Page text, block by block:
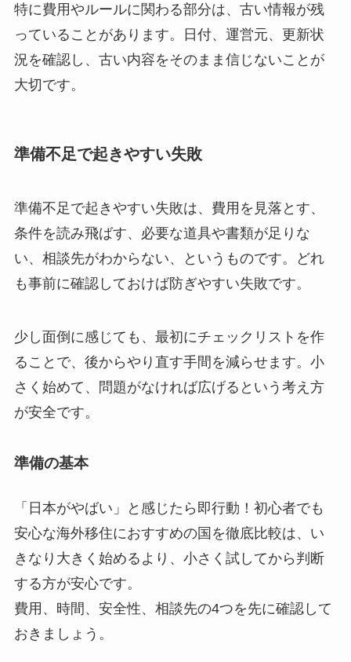
特に費用やルールに関わる部分は、古い情報が残
っていることがあります。日付、運営元、更新状
況を確認し、古い内容をそのまま信じないことが
大切です。
準備不足で起きやすい失敗
準備不足で起きやすい失敗は、費用を見落とす、
条件を読み飛ばす、必要な道具や書類が足りな
い、相談先がわからない、というものです。どれ
も事前に確認しておけば防ぎやすい失敗です。
少し面倒に感じても、最初にチェックリストを作
ることで、後からやり直す手間を減らせます。 小
さく始めて、問題がなければ広げる という考え方
が安全です。
準備の基本
「日本がやばい」と感じたら即行動！初心者でも
安心な海外移住におすすめの国を徹底比較は、い
きなり大きく始めるより、小さく試してから判断
する方が安心です。
費用、時間、安全性、相談先の4つを先に確認して
おきましょう。